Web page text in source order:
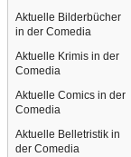
Aktuelle Bilderbücher
in der Comedia
Aktuelle Krimis in der
Comedia
Aktuelle Comics in der
Comedia
Aktuelle Belletristik in
der Comedia